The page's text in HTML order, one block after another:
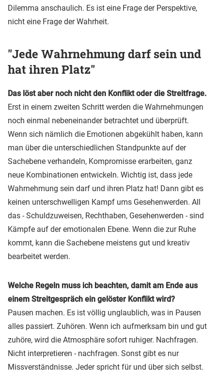
Dilemma anschaulich. Es ist eine Frage der Perspektive,
nicht eine Frage der Wahrheit.
"Jede Wahrnehmung darf sein und
hat ihren Platz"
Das löst aber noch nicht den Konflikt oder die Streitfrage.
Erst in einem zweiten Schritt werden die Wahrnehmungen
noch einmal nebeneinander betrachtet und überprüft.
Wenn sich nämlich die Emotionen abgekühlt haben, kann
man über die unterschiedlichen Standpunkte auf der
Sachebene verhandeln, Kompromisse erarbeiten, ganz
neue Kombinationen entwickeln. Wichtig ist, dass jede
Wahrnehmung sein darf und ihren Platz hat! Dann gibt es
keinen unterschwelligen Kampf ums Gesehenwerden. All
das - Schuldzuweisen, Rechthaben, Gesehenwerden - sind
Kämpfe auf der emotionalen Ebene. Wenn die zur Ruhe
kommt, kann die Sachebene meistens gut und kreativ
bearbeitet werden.
Welche Regeln muss ich beachten, damit am Ende aus
einem Streitgespräch ein gelöster Konflikt wird?
Pausen machen. Es ist völlig unglaublich, was in Pausen
alles passiert. Zuhören. Wenn ich aufmerksam bin und gut
zuhöre, wird die Atmosphäre sofort ruhiger. Nachfragen.
Nicht interpretieren - nachfragen. Sonst gibt es nur
Missverständnisse. Jeder spricht für und über sich selbst.